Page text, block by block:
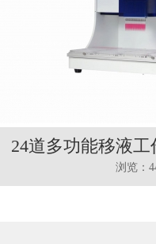
24道多功能移液工
浏览：